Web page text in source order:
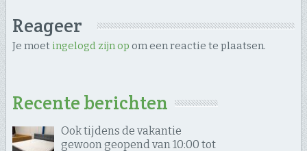
Reageer
Je moet ingelogd zijn op om een reactie te plaatsen.
Recente berichten
Ook tijdens de vakantie
gewoon geopend van 10:00 tot